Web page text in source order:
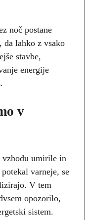
noč postane
da lahko z vsako
stavbe,
energije
v
vzhodu umirile in
varneje, se
V tem
opozorilo,
sistem.